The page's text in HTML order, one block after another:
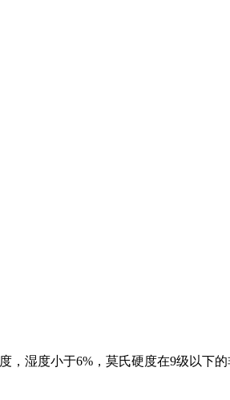
湿度小于6%，莫氏硬度在9级以下